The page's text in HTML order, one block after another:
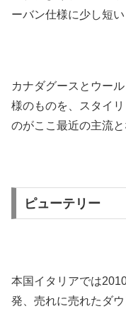
ーバン仕様に少し短い
カナダグースとウー
様のものを、スタイ
のがここ最近の主流
ピューテリー
本国イタリアでは
発、売れに売れたダ